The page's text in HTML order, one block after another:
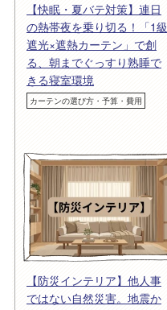
【快眠・夏バテ対策】連日
の熱帯夜を乗り切る！「1級
遮光×遮熱カーテン」で創
る、朝までぐっすり熟睡で
きる寝室環境
カーテンの選び方・予算・費用
【防災インテリア】他人事
ではない自然災害。地震か